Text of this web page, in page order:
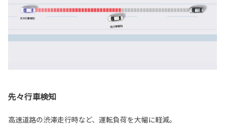
先々行車検知
高速道路の渋滞走行時など、運転負荷を大幅に軽減。